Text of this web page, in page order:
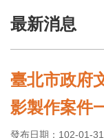
告
訊
認
最新消息
臺北市政府
影製作案件
發布日期：102-01-31